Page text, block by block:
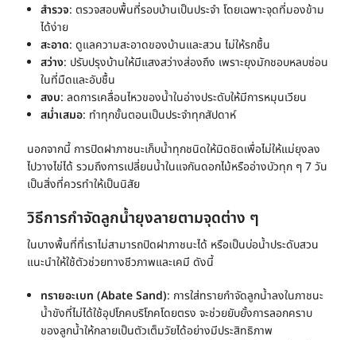
สำรวจ: ตรวจสอบพื้นที่รอบบ้านเป็นประจำ โดยเฉพาะจุดที่มองข้าม
ได้ง่าย
สะอาด: ดูแลความสะอาดของบ้านและสวน ไม่ให้รกชื้น
สว่าง: ปรับปรุงบ้านให้มีแสงสว่างส่องถึง เพราะยุงมักชอบหลบซ่อน
ในที่มืดและอับชื้น
สงบ: ลดการเคลื่อนไหวของน้ำในอ่างประดับให้มีการหมุนเวียน
สม่ำเสมอ: ทำทุกขั้นตอนเป็นประจำทุกสัปดาห์
นอกจากนี้ การปิดฝาภาชนะเก็บน้ำทุกชนิดให้มิดชิดเพื่อไม่ให้แม่ยุงลง
ไปวางไข่ได้ รวมถึงการเปลี่ยนน้ำในแจกันดอกไม้หรืออ่างบัวทุก ๆ 7 วัน
เป็นสิ่งที่ควรทำให้เป็นนิสัย
วิธีการกําจัดลูกน้ำยุงลายตามจุดต่าง ๆ
ในบางพื้นที่ที่เราไม่สามารถปิดฝาภาชนะได้ หรือเป็นบ่อน้ำประดับสวน
แนะนำให้ใช้ตัวช่วยทางชีวภาพและเคมี ดังนี้
ทรายอะเบท (Abate Sand): การใส่ทรายกำจัดลูกน้ำลงในภาชนะ
น้ำขังที่ไม่ได้ใช้อุปโภคบริโภคโดยตรง จะช่วยยับยั้งการลอกคราบ
ของลูกน้ำให้กลายเป็นตัวเต็มวัยได้อย่างมีประสิทธิภาพ